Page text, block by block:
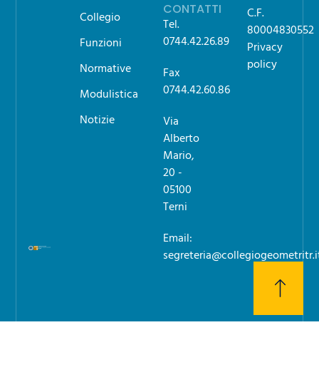
Collegio
Funzioni
Normative
Modulistica
Notizie
CONTATTI
Tel.
0744.42.26.89
Fax
0744.42.60.86
Via
Alberto
Mario,
20 -
05100
Terni
Email:
C.F.
80004830552
Privacy
policy